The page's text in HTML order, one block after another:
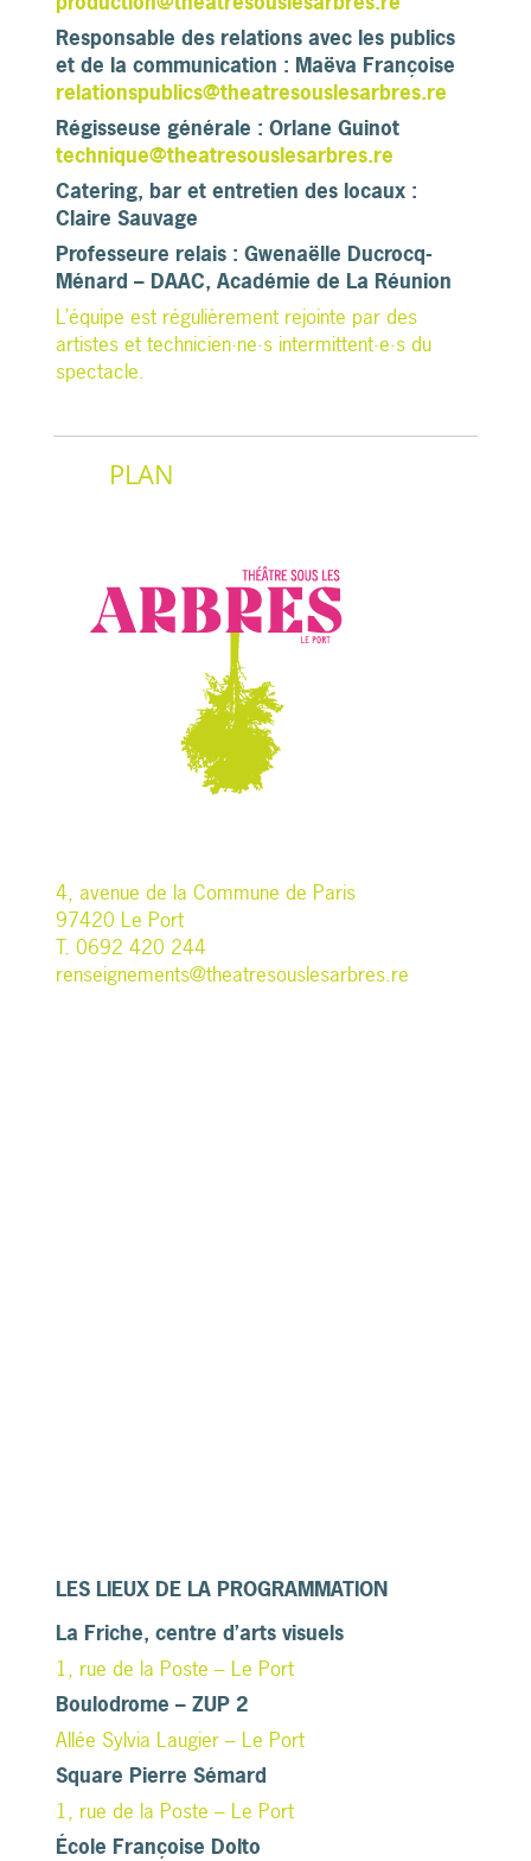
Responsable des relations avec les publics
et de la communication : Maëva Françoise
relationspublics@theatresouslesarbres.re
Régisseuse générale : Orlane Guinot
technique@theatresouslesarbres.re
Catering, bar et entretien des locaux :
Claire Sauvage
Professeure relais : Gwenaëlle Ducrocq-
Ménard – DAAC, Académie de La Réunion
L’équipe est régulièrement rejointe par des
artistes et technicien·ne·s intermittent·e·s du
spectacle.
PLAN
4, avenue de la Commune de Paris
97420 Le Port
T. 0692 420 244
renseignements@theatresouslesarbres.re
LES LIEUX DE LA PROGRAMMATION
La Friche, centre d’arts visuels
1, rue de la Poste – Le Port
Boulodrome – ZUP 2
Allée Sylvia Laugier – Le Port
Square Pierre Sémard
1, rue de la Poste – Le Port
École Françoise Dolto